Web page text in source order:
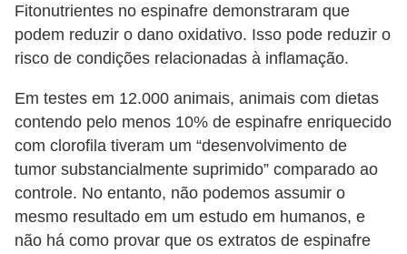
Fitonutrientes no espinafre demonstraram que
podem reduzir o dano oxidativo. Isso pode reduzir o
risco de condições relacionadas à inflamação.
Em testes em 12.000 animais, animais com dietas
contendo pelo menos 10% de espinafre enriquecido
com clorofila tiveram um “desenvolvimento de
tumor substancialmente suprimido” comparado ao
controle. No entanto, não podemos assumir o
mesmo resultado em um estudo em humanos, e
não há como provar que os extratos de espinafre